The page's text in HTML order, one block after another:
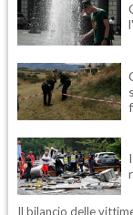
Il bilancio delle